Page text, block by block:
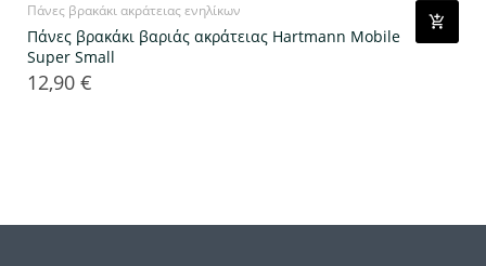
Πάνες βρακάκι ακράτειας ενηλίκων
Πάνες βρακάκι βαριάς ακράτειας Hartmann Mobile
Super Small
Τιμή
12,90 €